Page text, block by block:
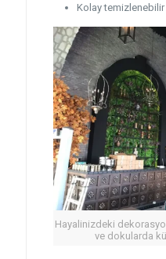
Kolay temizlenebilir
Hayalinizdeki
ve dokularda